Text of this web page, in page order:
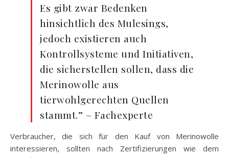
Es gibt zwar Bedenken
hinsichtlich des Mulesings,
jedoch existieren auch
Kontrollsysteme und Initiativen,
die sicherstellen sollen, dass die
Merinowolle aus
tierwohlgerechten Quellen
stammt.” – Fachexperte
Verbraucher, die sich für den Kauf von Merinowolle
interessieren, sollten nach Zertifizierungen wie dem